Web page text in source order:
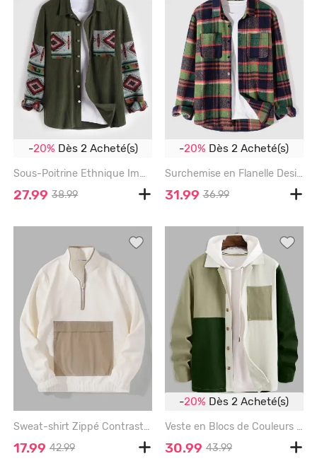
-20% Dès 2 Acheté(s)
Sous-Poitrine Ethnique Imprimé en Velours Côtelé - DEEP GREEN - XXL
27.99 38.99
-20% Dès 2 Acheté(s)
Surchemise en Flanelle Design Carreaux avec Double Poches - DEEP GREEN - XXL
31.99 36.99
Sweat-shirt Zippé Contrasté en Blocs de Couleurs à Passepoil - MULTI-B - XXL
17.99 42.99
-20% Dès 2 Acheté(s)
Veste en Blocs de Couleurs avec Poche en Avant Design en Laine - GREEN - XL
30.99 43.99